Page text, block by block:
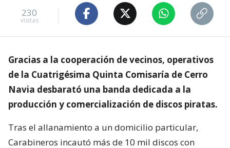
230
visitas
Gracias a la cooperación de vecinos, operativos
de la Cuatrigésima Quinta Comisaría de Cerro
Navia desbarató una banda dedicada a la
producción y comercialización de discos piratas.
Tras el allanamiento a un domicilio particular,
Carabineros incautó más de 10 mil discos con